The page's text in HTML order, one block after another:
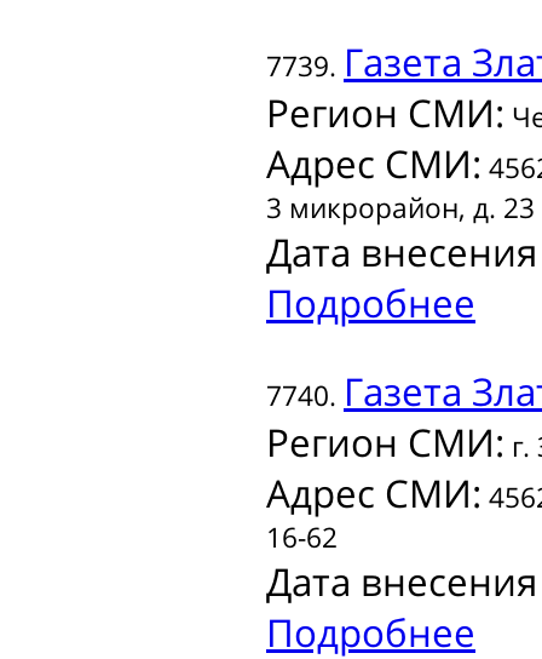
7739. Газета
Регион СМИ:
Адрес СМИ:
3 микрорайон, д. 23
Дата
Подробнее
7740. Газета
Регион СМИ:
Адрес СМИ:
16-62
Дата
Подробнее